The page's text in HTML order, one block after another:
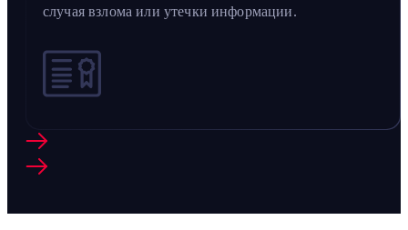
случая взлома или утечки информации.